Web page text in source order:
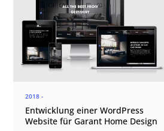
2018 -
Entwicklung einer WordPress
Website für Garant Home Design